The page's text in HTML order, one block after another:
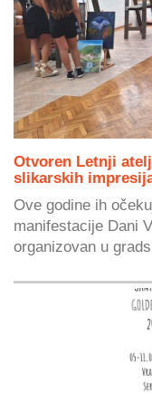
Otvoren Letnji
slikarskih
Ove godine ih
manifestacije Dani
organizovan u